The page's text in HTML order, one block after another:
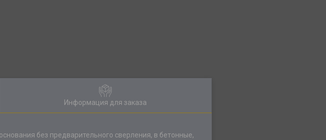
Информация для заказа
без предварительного сверления, в бетонные,